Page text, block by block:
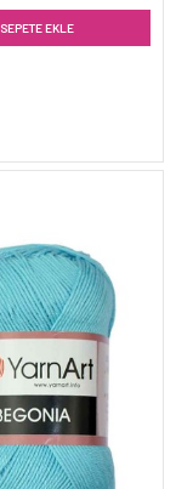
SEPETE EKLE